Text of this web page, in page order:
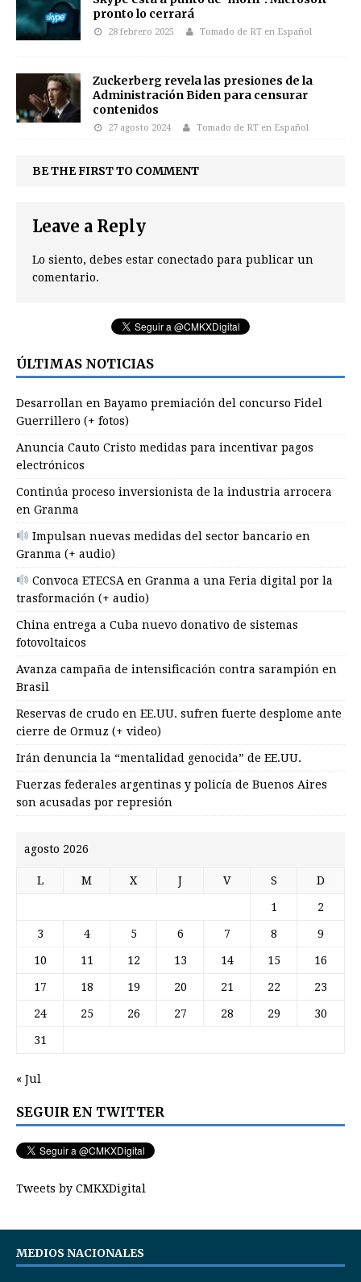
pronto lo cerrará
28 febrero 2025 Tomado de RT en Español
Zuckerberg revela las presiones de la
Administración Biden para censurar
contenidos
27 agosto 2024 Tomado de RT en Español
BE THE FIRST TO COMMENT
Leave a Reply
Lo siento, debes estar conectado para publicar un
comentario.
ÚLTIMAS NOTICIAS
Desarrollan en Bayamo premiación del concurso Fidel
Guerrillero (+ fotos)
Anuncia Cauto Cristo medidas para incentivar pagos
electrónicos
Continúa proceso inversionista de la industria arrocera
en Granma
Impulsan nuevas medidas del sector bancario en
Granma (+ audio)
Convoca ETECSA en Granma a una Feria digital por la
trasformación (+ audio)
China entrega a Cuba nuevo donativo de sistemas
fotovoltaicos
Avanza campaña de intensificación contra sarampión en
Brasil
Reservas de crudo en EE.UU. sufren fuerte desplome ante
cierre de Ormuz (+ video)
Irán denuncia la “mentalidad genocida” de EE.UU.
Fuerzas federales argentinas y policía de Buenos Aires
son acusadas por represión
agosto 2026
L M X J V S D
1 2
3 4 5 6 7 8 9
10 11 12 13 14 15 16
17 18 19 20 21 22 23
24 25 26 27 28 29 30
31
« Jul
SEGUIR EN TWITTER
Tweets by CMKXDigital
MEDIOS NACIONALES